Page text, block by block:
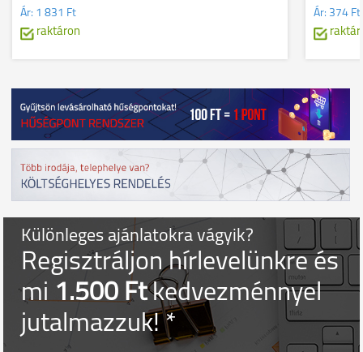
Ár: 1 831 Ft
raktáron
Ár: 374 Ft
Különleges ajánlatokra vágyik?
Regisztráljon hírlevelünkre és
mi1.500 Ftkedvezménnyel
jutalmazzuk! *